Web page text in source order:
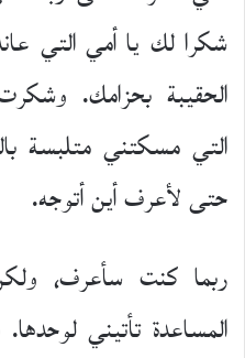
شكرا لك يا أمي التي
الحقيبة بحزامك.
التي مسكتني متلبسة
حتى لأعرف أين أتوجه.
ربما كنت سأعرف،
المساعدة تأتيني